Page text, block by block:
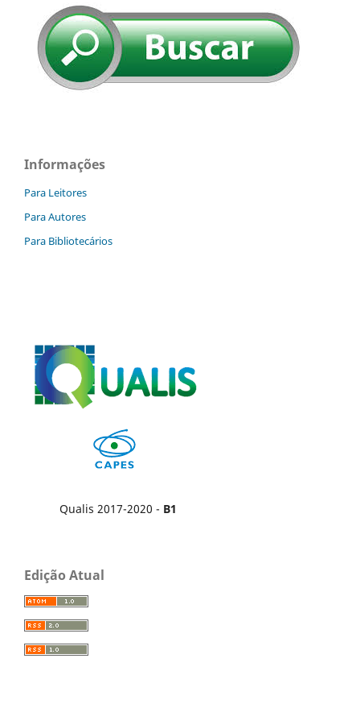
Informações
Para Leitores
Para Autores
Para Bibliotecários
Qualis 2017-2020 - B1
Edição Atual